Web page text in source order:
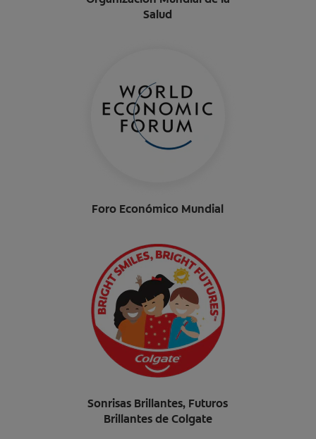
Salud
Foro Económico Mundial
Sonrisas Brillantes, Futuros
Brillantes de Colgate